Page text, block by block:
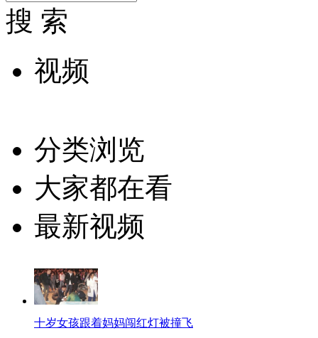
搜 索
视频
分类浏览
大家都在看
最新视频
十岁女孩跟着妈妈闯红灯被撞飞